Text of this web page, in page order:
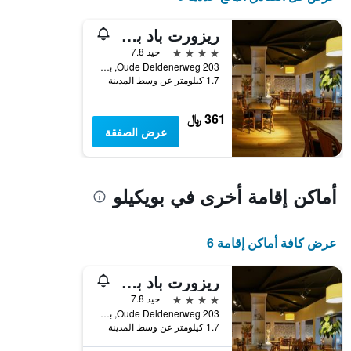
ريزورت باد بويكيلو
4 نجوم
جيد 7.8
Oude Deldenerweg 203, بويكيلو, مقاطعة أوفريسل, هولندا
1.7 كيلومتر عن وسط المدينة
361 ﷼
عرض الصفقة
أماكن إقامة أخرى في بويكيلو
عرض كافة أماكن إقامة 6
ريزورت باد بويكيلو
4 نجوم
جيد 7.8
Oude Deldenerweg 203, بويكيلو, مقاطعة أوفريسل, هولندا
1.7 كيلومتر عن وسط المدينة